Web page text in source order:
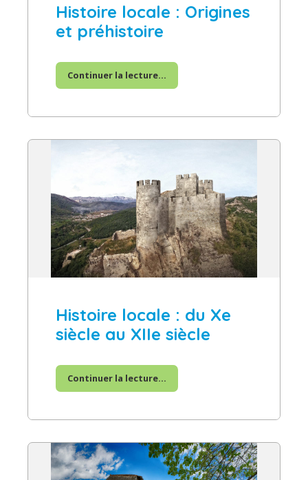
Histoire locale : Origines
et préhistoire
Continuer la lecture...
Histoire locale : du Xe
siècle au XIIe siècle
Continuer la lecture...